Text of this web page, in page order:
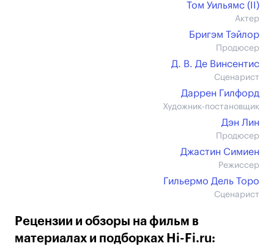
Том Уильямс (II)
Актер
Бригэм Тэйлор
Продюсер
Д. В. Де Винсентис
Сценарист
Даррен Гилфорд
Художник-постановщик
Дэн Лин
Продюсер
Джастин Симиен
Режиссер
Гильермо Дель Торо
Сценарист
Рецензии и обзоры на фильм в
материалах и подборках Hi-Fi.ru: